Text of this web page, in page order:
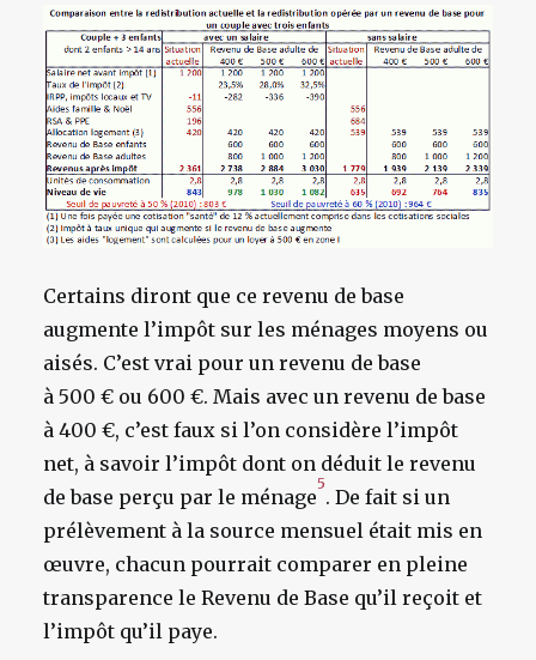
Certains diront que ce revenu de base
augmente l’impôt sur les ménages moyens ou
aisés. C’est vrai pour un revenu de base
à 500 € ou 600 €. Mais avec un revenu de base
à 400 €, c’est faux si l’on considère l’impôt
net, à savoir l’impôt dont on déduit le revenu
de base perçu par le ménage
5
. De fait si un
prélèvement à la source mensuel était mis en
œuvre, chacun pourrait comparer en pleine
transparence le Revenu de Base qu’il reçoit et
l’impôt qu’il paye.